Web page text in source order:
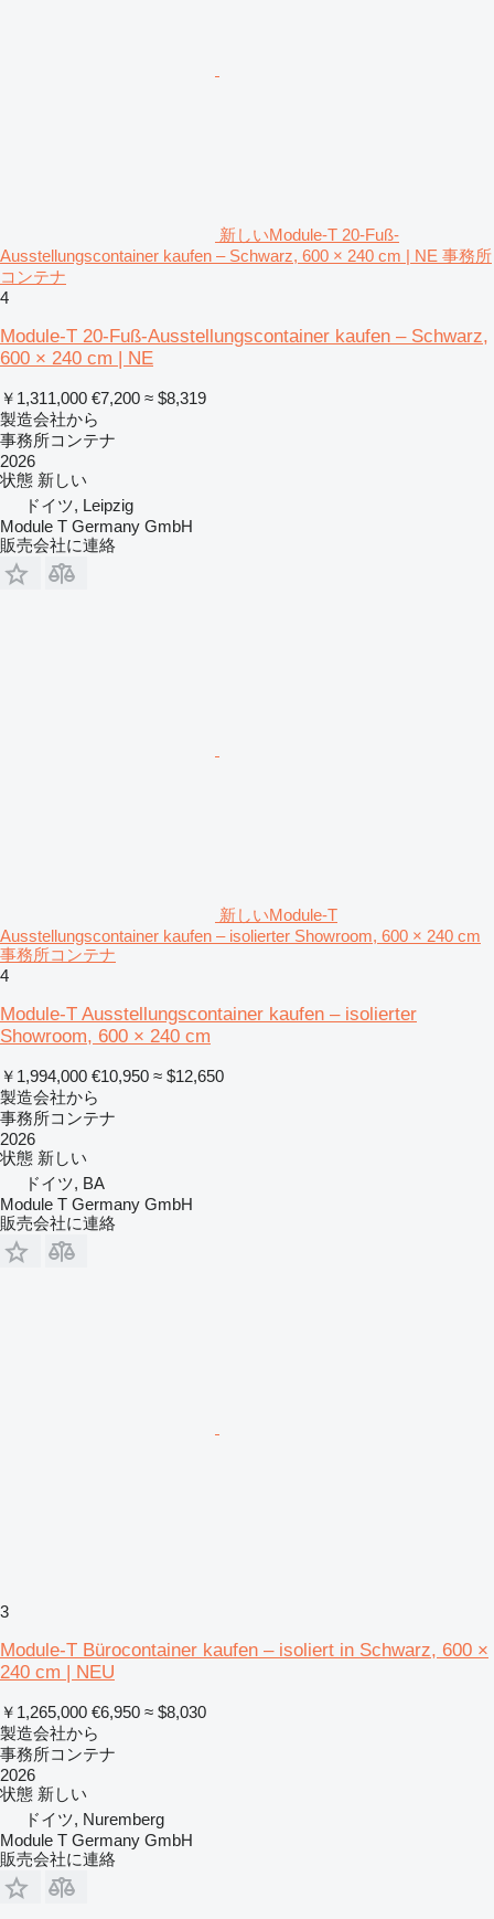
新しいModule-T 20-Fuß-
Ausstellungscontainer kaufen – Schwarz, 600 × 240 cm | NE 事務所
コンテナ
4
Module-T 20-Fuß-Ausstellungscontainer kaufen – Schwarz,
600 × 240 cm | NE
￥1,311,000 €7,200 ≈ $8,319
製造会社から
事務所コンテナ
2026
状態 新しい
ドイツ, Leipzig
Module T Germany GmbH
販売会社に連絡
新しいModule-T
Ausstellungscontainer kaufen – isolierter Showroom, 600 × 240 cm
事務所コンテナ
4
Module-T Ausstellungscontainer kaufen – isolierter
Showroom, 600 × 240 cm
￥1,994,000 €10,950 ≈ $12,650
製造会社から
事務所コンテナ
2026
状態 新しい
ドイツ, BA
Module T Germany GmbH
販売会社に連絡
3
Module-T Bürocontainer kaufen – isoliert in Schwarz, 600 ×
240 cm | NEU
￥1,265,000 €6,950 ≈ $8,030
製造会社から
事務所コンテナ
2026
状態 新しい
ドイツ, Nuremberg
Module T Germany GmbH
販売会社に連絡